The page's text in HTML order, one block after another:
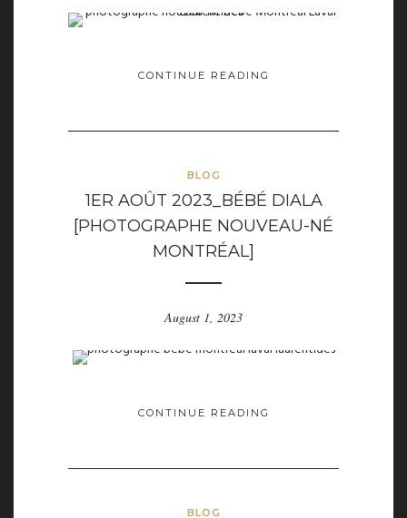
CONTINUE READING
BLOG
1ER AOÛT 2023_BÉBÉ DIALA
[PHOTOGRAPHE NOUVEAU-NÉ
MONTRÉAL]
August 1, 2023
CONTINUE READING
BLOG